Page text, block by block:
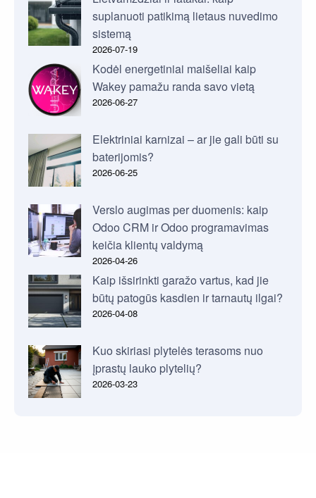
suplanuoti patikimą lietaus nuvedimo
sistemą
2026-07-19
Kodėl energetiniai maišeliai kaip
Wakey pamažu randa savo vietą
2026-06-27
Elektriniai karnizai – ar jie gali būti su
baterijomis?
2026-06-25
Verslo augimas per duomenis: kaip
Odoo CRM ir Odoo programavimas
keičia klientų valdymą
2026-04-26
Kaip išsirinkti garažo vartus, kad jie
būtų patogūs kasdien ir tarnautų ilgai?
2026-04-08
Kuo skiriasi plytelės terasoms nuo
įprastų lauko plytelių?
2026-03-23